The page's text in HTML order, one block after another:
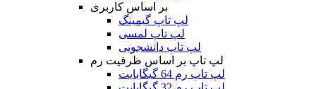
بر اساس کاربری
لپ تاپ گیمینگ
لپ تاپ لمسی
لپ تاپ دانشجویی
لپ تاپ بر اساس ظرفیت رم
لپ تاپ رم 64 گیگابایت